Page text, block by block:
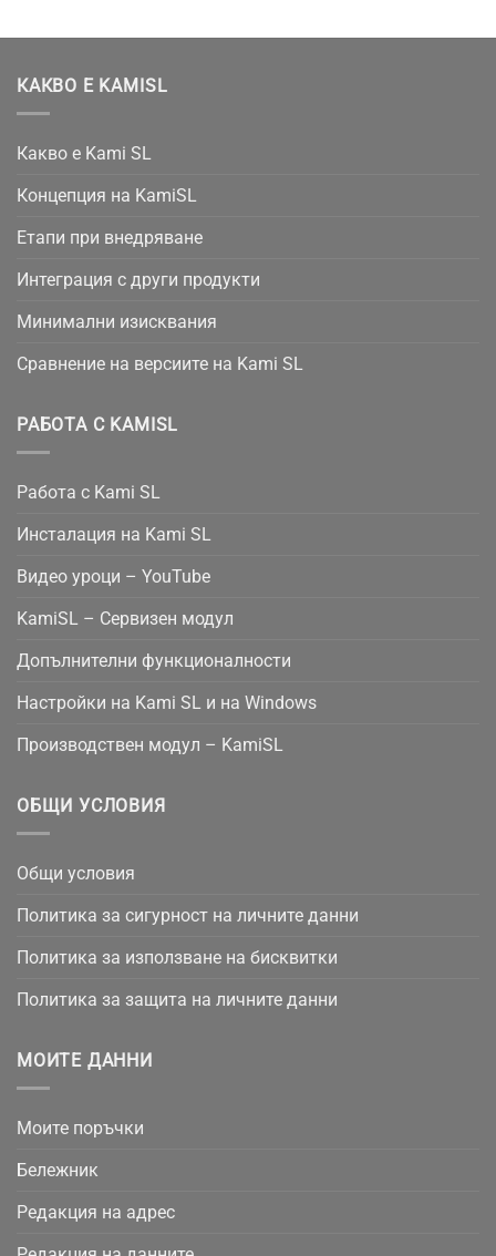
КАКВО Е KAMISL
Какво е Kami SL
Концепция на KamiSL
Етапи при внедряване
Интеграция с други продукти
Минимални изисквания
Сравнение на версиите на Kami SL
РАБОТА С KAMISL
Работа с Kami SL
Инсталация на Kami SL
Видео уроци – YouTube
KamiSL – Сервизен модул
Допълнителни функционалности
Настройки на Kami SL и на Windows
Производствен модул – KamiSL
ОБЩИ УСЛОВИЯ
Общи условия
Политика за сигурност на личните данни
Политика за използване на бисквитки
Политика за защита на личните данни
МОИТЕ ДАННИ
Моите поръчки
Бележник
Редакция на адрес